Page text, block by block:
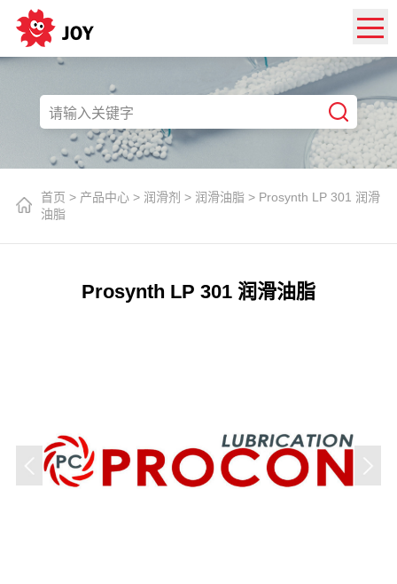
首页 > 产品中心> 润滑剂 > 润滑油脂> Prosynth LP 301 润滑
油脂
Prosynth LP 301 润滑油脂